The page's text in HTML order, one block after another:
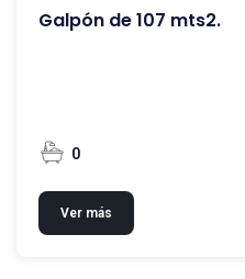
Galpón de 107 mts2.
0
Ver más